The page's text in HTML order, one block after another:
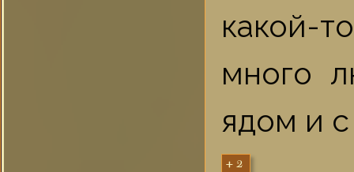
какой-
много
ядом и
+2